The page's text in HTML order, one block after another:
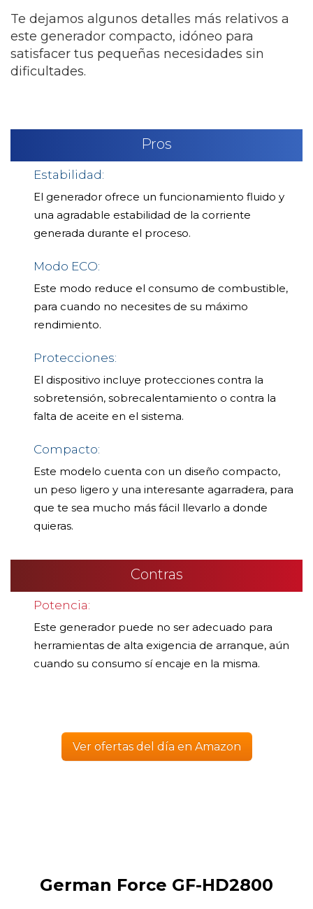
Te dejamos algunos detalles más relativos a
este generador compacto, idóneo para
satisfacer tus pequeñas necesidades sin
dificultades.
Pros
Estabilidad:
El generador ofrece un funcionamiento fluido y
una agradable estabilidad de la corriente
generada durante el proceso.
Modo ECO:
Este modo reduce el consumo de combustible,
para cuando no necesites de su máximo
rendimiento.
Protecciones:
El dispositivo incluye protecciones contra la
sobretensión, sobrecalentamiento o contra la
falta de aceite en el sistema.
Compacto:
Este modelo cuenta con un diseño compacto,
un peso ligero y una interesante agarradera, para
que te sea mucho más fácil llevarlo a donde
quieras.
Contras
Potencia:
Este generador puede no ser adecuado para
herramientas de alta exigencia de arranque, aún
cuando su consumo sí encaje en la misma.
Ver ofertas del día en Amazon
German Force GF-HD2800